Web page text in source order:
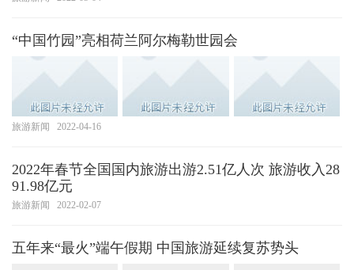
“中国竹园”亮相荷兰阿尔梅勒世园会
旅游新闻 2022-04-16
2022年春节全国国内旅游出游2.51亿人次 旅游收入28
91.98亿元
旅游新闻 2022-02-07
五年来“最火”端午假期 中国旅游延续复苏势头